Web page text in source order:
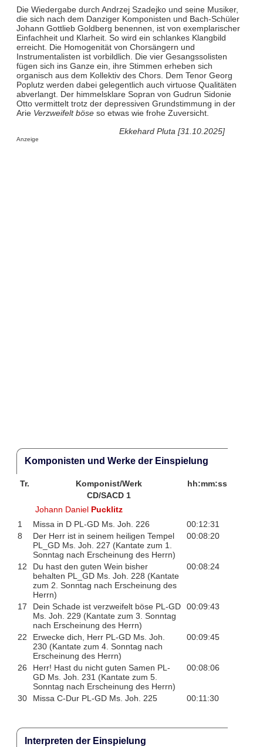
Die Wiedergabe durch Andrzej Szadejko und seine Musiker,
die sich nach dem Danziger Komponisten und Bach-Schüler
Johann Gottlieb Goldberg benennen, ist von exemplarischer
Einfachheit und Klarheit. So wird ein schlankes Klangbild
erreicht. Die Homogenität von Chorsängern und
Instrumentalisten ist vorbildlich. Die vier Gesangssolisten
fügen sich ins Ganze ein, ihre Stimmen erheben sich
organisch aus dem Kollektiv des Chors. Dem Tenor Georg
Poplutz werden dabei gelegentlich auch virtuose Qualitäten
abverlangt. Der himmelsklare Sopran von Gudrun Sidonie
Otto vermittelt trotz der depressiven Grundstimmung in der
Arie Verzweifelt böseso etwas wie frohe Zuversicht.
Ekkehard Pluta [31.10.2025]
Anzeige
Komponisten und Werke der Einspielung
Tr. Komponist/Werk
hh:mm:ss
CD/SACD 1
Johann Daniel Pucklitz
1
Missa in D PL-GD Ms. Joh. 226
00:12:31
8
Der Herr ist in seinem heiligen Tempel
PL_GD Ms. Joh. 227 (Kantate zum 1.
Sonntag nach Erscheinung des Herrn)
00:08:20
12
Du hast den guten Wein bisher
behalten PL_GD Ms. Joh. 228 (Kantate
zum 2. Sonntag nach Erscheinung des
Herrn)
00:08:24
17
Dein Schade ist verzweifelt böse PL-GD
Ms. Joh. 229 (Kantate zum 3. Sonntag
nach Erscheinung des Herrn)
00:09:43
22
Erwecke dich, Herr PL-GD Ms. Joh.
230 (Kantate zum 4. Sonntag nach
Erscheinung des Herrn)
00:09:45
26
Herr! Hast du nicht guten Samen PL-
GD Ms. Joh. 231 (Kantate zum 5.
Sonntag nach Erscheinung des Herrn)
00:08:06
30 Missa C-Dur PL-GD Ms. Joh. 225 00:11:30
Interpreten der Einspielung